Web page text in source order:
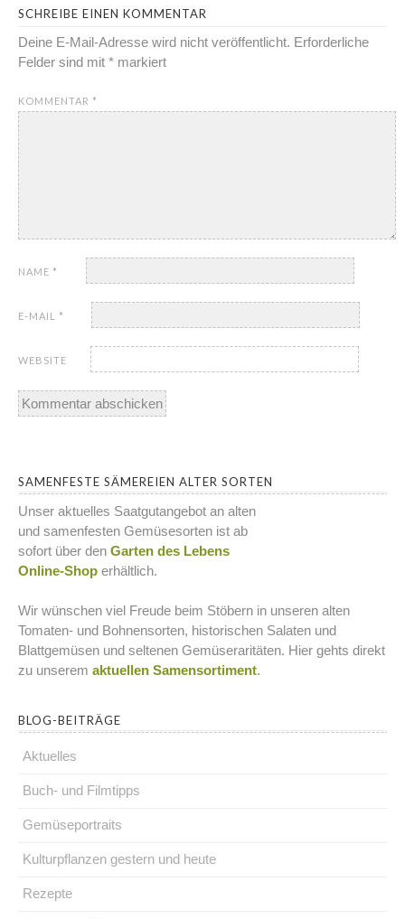
SCHREIBE EINEN KOMMENTAR
Deine E-Mail-Adresse wird nicht veröffentlicht. Erforderliche
Felder sind mit * markiert
KOMMENTAR *
NAME *
E-MAIL *
WEBSITE
SAMENFESTE SÄMEREIEN ALTER SORTEN
Unser aktuelles Saatgutangebot an alten
und samenfesten Gemüsesorten ist ab
sofort über den Garten des Lebens
Online-Shop erhältlich.
Wir wünschen viel Freude beim Stöbern in unseren alten
Tomaten- und Bohnensorten, historischen Salaten und
Blattgemüsen und seltenen Gemüseraritäten. Hier gehts direkt
zu unserem aktuellen Samensortiment.
BLOG-BEITRÄGE
Aktuelles
Buch- und Filmtipps
Gemüseportraits
Kulturpflanzen gestern und heute
Rezepte